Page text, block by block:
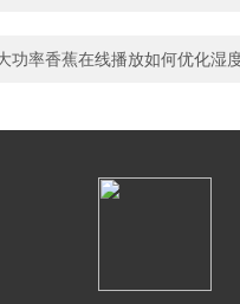
功率香蕉在线播放如何优化湿